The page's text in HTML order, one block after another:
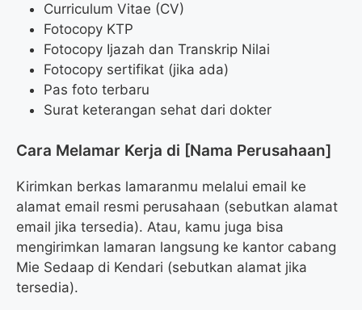
Curriculum Vitae (CV)
Fotocopy KTP
Fotocopy Ijazah dan Transkrip Nilai
Fotocopy sertifikat (jika ada)
Pas foto terbaru
Surat keterangan sehat dari dokter
Cara Melamar Kerja di [Nama Perusahaan]
Kirimkan berkas lamaranmu melalui email ke
alamat email resmi perusahaan (sebutkan alamat
email jika tersedia). Atau, kamu juga bisa
mengirimkan lamaran langsung ke kantor cabang
Mie Sedaap di Kendari (sebutkan alamat jika
tersedia).